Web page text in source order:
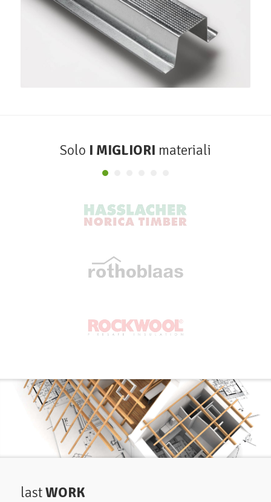
SINIAT
Solo I MIGLIORI materiali
lastWORK